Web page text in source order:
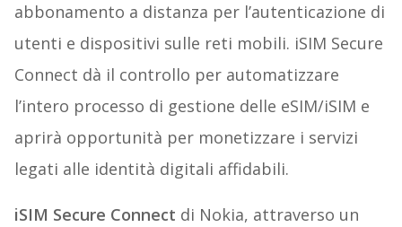
abbonamento a distanza per l’autenticazione di
utenti e dispositivi sulle reti mobili. iSIM Secure
Connect dà il controllo per automatizzare
l’intero processo di gestione delle eSIM/iSIM e
aprirà opportunità per monetizzare i servizi
legati alle identità digitali affidabili.
iSIM Secure Connect di Nokia, attraverso un